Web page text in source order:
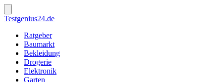
Zum
Inhalt
springen
Suche
ein-/ausblenden
Testgenius24.de
Ratgeber
Baumarkt
Bekleidung
Drogerie
Elektronik
Garten